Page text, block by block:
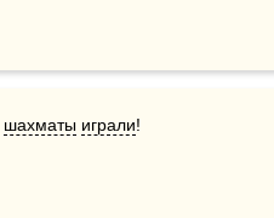
шахматы играли!